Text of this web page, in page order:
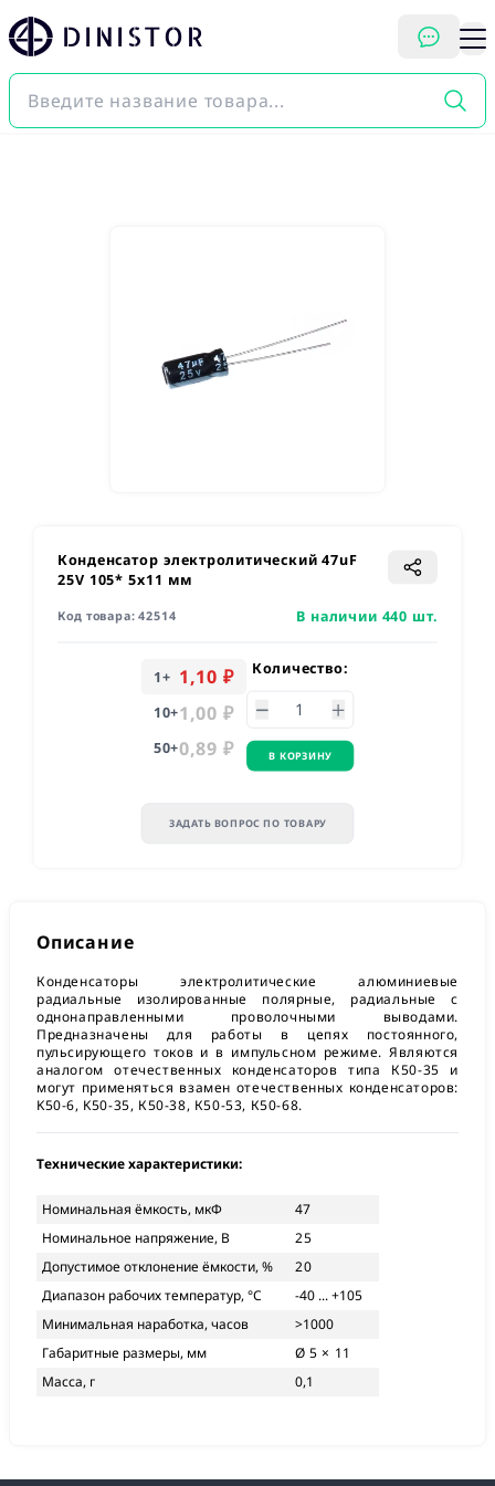
DINISTOR
Конденсатор электролитический 47uF
25V 105* 5х11 мм
Код товара:42514 В наличии 440 шт.
1+ 1,10 ₽
10+1,00 ₽
50+0,89 ₽
Количество:
В КОРЗИНУ
ЗАДАТЬ ВОПРОС ПО ТОВАРУ
Описание
Конденсаторы электролитические алюминиевые
радиальные изолированные полярные, радиальные с
однонаправленными проволочными выводами.
Предназначены для работы в цепях постоянного,
пульсирующего токов и в импульсном режиме. Являются
аналогом отечественных конденсаторов типа К50-35 и
могут применяться взамен отечественных конденсаторов:
K50-6, K50-35, К50-38, К50-53, К50-68.
Технические характеристики:
Номинальная ёмкость, мкФ
47
Номинальное напряжение, В
25
Допустимое отклонение ёмкости, %
20
Диапазон рабочих температур, °С
-40 ... +105
Минимальная наработка, часов
>1000
Габаритные размеры, мм
Ø 5 × 11
Масса, г
0,1